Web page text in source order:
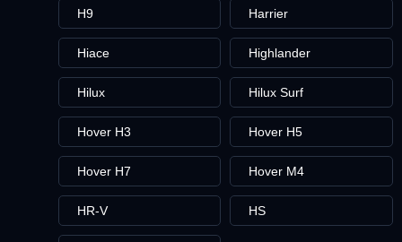
H9 Harrier
Hiace Highlander
Hilux Hilux Surf
Hover H3 Hover H5
Hover H7 Hover M4
HR-V HS